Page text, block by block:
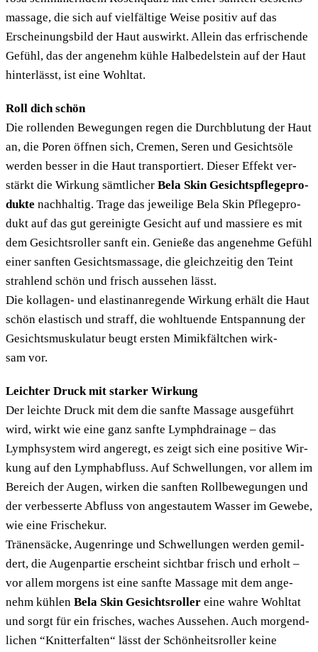
mas­sa­ge, die sich auf viel­fäl­ti­ge Wei­se posi­tiv auf das
Erschei­nungs­bild der Haut aus­wirkt. Allein das erfri­schen­de
Gefühl, das der ange­nehm küh­le Halb­edel­stein auf der Haut
hin­ter­lässt, ist eine Wohltat.
Roll dich schön
Die rol­len­den Bewe­gun­gen regen die Durch­blu­tung der Haut
an, die Poren öff­nen sich, Cre­men, Seren und Gesichtsöle
wer­den bes­ser in die Haut trans­por­tiert. Die­ser Effekt ver­
stärkt die Wir­kung sämt­li­cher Bela Skin Gesichts­pfle­ge­pro­
duk­te nach­hal­tig. Tra­ge das jewei­li­ge Bela Skin Pfle­ge­pro­
dukt auf das gut gerei­nig­te Gesicht auf und mas­sie­re es mit
dem Gesichts­rol­ler sanft ein. Genie­ße das ange­neh­me Gefühl
einer sanf­ten Gesichts­mas­sa­ge, die gleich­zei­tig den Teint
strah­lend schön und frisch aus­se­hen lässt.
Die kol­la­gen- und elas­ti­n­an­re­gen­de Wir­kung erhält die Haut
schön elas­tisch und straff, die wohl­tu­en­de Ent­span­nung der
Gesichts­mus­ku­la­tur beugt ers­ten Mimik­fält­chen wirk­
sam vor.
Leich­ter Druck mit star­ker Wir­kung
Der leich­te Druck mit dem die sanf­te Mas­sa­ge aus­ge­führt
wird, wirkt wie eine ganz sanf­te Lymph­drai­na­ge – das
Lymph­sys­tem wird ange­regt, es zeigt sich eine posi­ti­ve Wir­
kung auf den Lymph­ab­fluss. Auf Schwel­lun­gen, vor allem im
Bereich der Augen, wir­ken die sanf­ten Roll­be­we­gun­gen und
der ver­bes­ser­te Abfluss von ange­stau­tem Was­ser im Gewe­be,
wie eine Fri­sche­kur.
Trä­nen­sä­cke, Augen­rin­ge und Schwel­lun­gen wer­den gemil­
dert, die Augen­par­tie erscheint sicht­bar frisch und erholt –
vor allem mor­gens ist eine sanf­te Mas­sa­ge mit dem ange­
nehm küh­len Bela Skin Gesichts­rol­ler eine wah­re Wohl­tat
und sorgt für ein fri­sches, waches Aus­se­hen. Auch mor­gend­
li­chen “Knit­ter­fal­ten“ lässt der Schön­heits­rol­ler kei­ne